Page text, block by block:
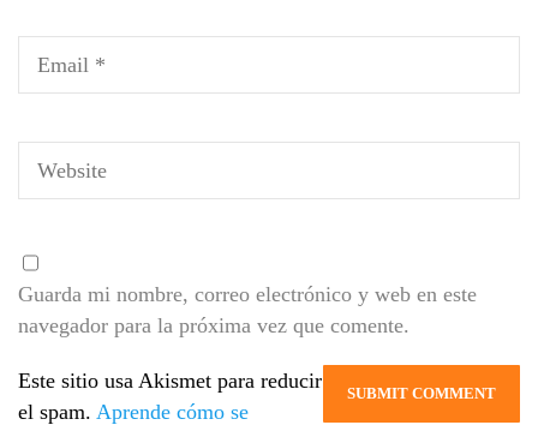
Guarda mi nombre, correo electrónico y web en este
navegador para la próxima vez que comente.
Este sitio usa Akismet para reducir
el spam. Aprende cómo se